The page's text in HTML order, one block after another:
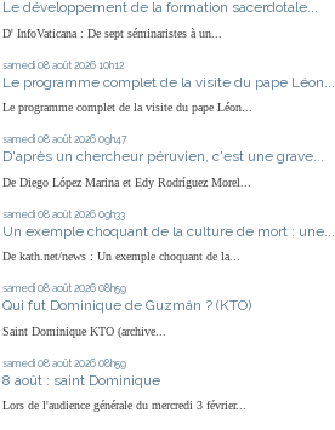
Le développement de la formation sacerdotale...
D' InfoVaticana : De sept séminaristes à un...
samedi 08 août 2026 10h12
Le programme complet de la visite du pape Léon...
Le programme complet de la visite du pape Léon...
samedi 08 août 2026 09h47
D'après un chercheur péruvien, c'est une grave...
De Diego López Marina et Edy Rodríguez Morel...
samedi 08 août 2026 09h33
Un exemple choquant de la culture de mort : une...
De kath.net/news : Un exemple choquant de la...
samedi 08 août 2026 08h59
Qui fut Dominique de Guzmán ? (KTO)
Saint Dominique KTO (archive...
samedi 08 août 2026 08h59
8 août : saint Dominique
Lors de l'audience générale du mercredi 3 février...